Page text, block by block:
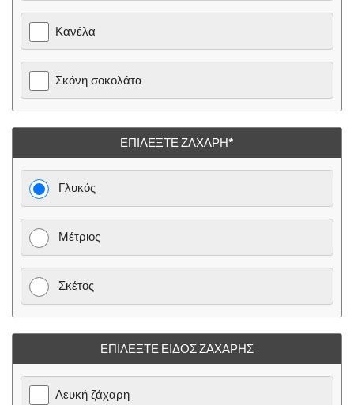
Κανέλα
Σκόνη σοκολάτα
ΕΠΙΛΈΞΤΕ ΖΆΧΑΡΗ*
Γλυκός
Μέτριος
Σκέτος
ΕΠΙΛΈΞΤΕ ΕΊΔΟΣ ΖΆΧΑΡΗΣ
Λευκή ζάχαρη